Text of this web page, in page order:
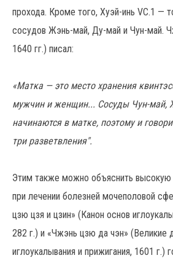
прохода. Кроме того, Хуэй-инь VC.1 —
сосудов Жэнь-май, Ду-май и Чун-май.
1640 гг.) писал:
«Матка — это место хранения
мужчин и женщин... Сосуды Чун-май,
начинаются в матке, поэтому и
три разветвления".
Этим также можно объяснить высокую
при лечении болезней мочеполовой
цзю цзя и цзин» (Канон основ
282 г.) и «Чжэнь цзю да чэн» (Великие
иглоукалывания и прижигания, 1601 г.)